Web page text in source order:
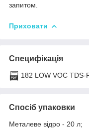
запитом.
Приховати
Специфікація
182 LOW VOC TDS-
Спосіб упаковки
Металеве відро - 20 л;